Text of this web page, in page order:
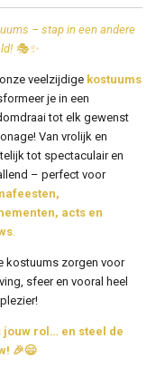
– stap in een andere
🎭✨
veelzijdige kostuums
je in een
tot elk gewenst
Van vrolijk en
tot spectaculair en
– perfect voor
acts en
kostuums zorgen voor
sfeer en vooral heel
jouw rol… en steel de
🎉😄